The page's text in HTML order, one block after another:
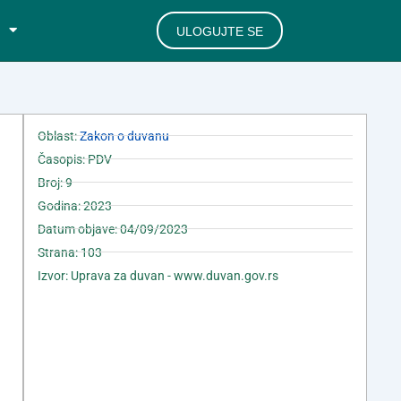
ULOGUJTE SE
Oblast:Zakon o duvanu
Časopis: PDV
Broj: 9
Godina: 2023
Datum objave: 04/09/2023
Strana: 103
Izvor: Uprava za duvan - www.duvan.gov.rs